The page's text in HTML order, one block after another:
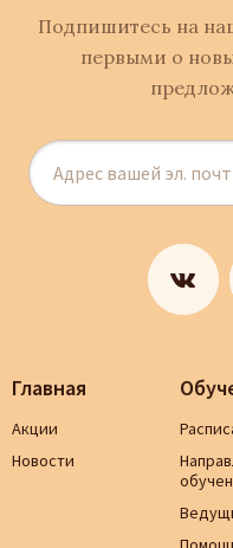
Подпишитесь на
первыми о
Главная
Акции
Новости